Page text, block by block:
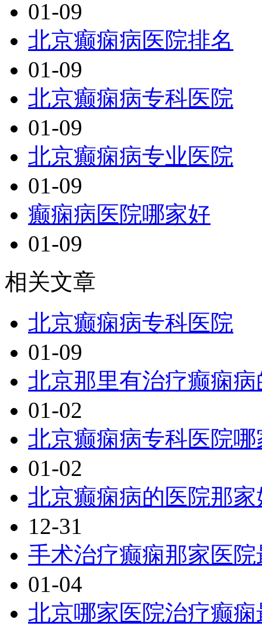
01-09
北京癫痫病医院排名
01-09
北京癫痫病专科医院
01-09
北京癫痫病专业医院
01-09
癫痫病医院哪家好
01-09
相关文章
北京癫痫病专科医院
01-09
北京那里有治疗癫痫
01-02
北京癫痫病专科医院
01-02
北京癫痫病的医院那家
12-31
手术治疗癫痫那家医院
01-04
北京哪家医院治疗癫痫